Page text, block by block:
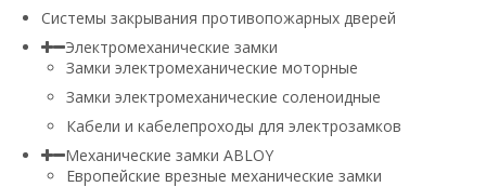
Системы закрывания противопожарных дверей
Электромеханические замки
Замки электромеханические моторные
Замки электромеханические соленоидные
Кабели и кабелепроходы для электрозамков
Механические замки ABLOY
Европейские врезные механические замки